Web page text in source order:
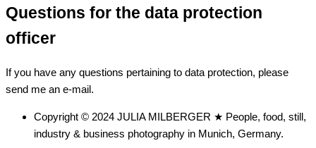
Questions for the data protection
officer
If you have any questions pertaining to data protection, please
send me an e-mail.
Copyright © 2024 JULIA MILBERGER ★ People, food, still,
industry & business photography in Munich, Germany.